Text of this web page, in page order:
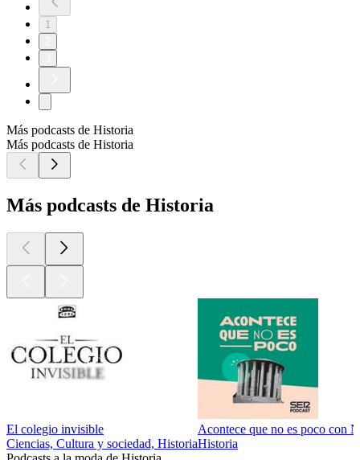
1
Más podcasts de Historia
Más podcasts de Historia
Más podcasts de Historia
El colegio invisible
Ciencias, Cultura y sociedad, Historia
Acontece que no es poco con
Historia